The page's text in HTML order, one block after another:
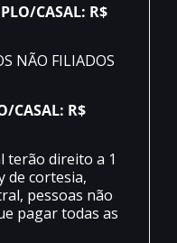
CASAL: R$
NÃO FILIADOS
CASAL: R$
terão direito a 1
de cortesia,
pessoas não
pagar todas as